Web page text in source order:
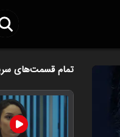
تمام قسمت‌های